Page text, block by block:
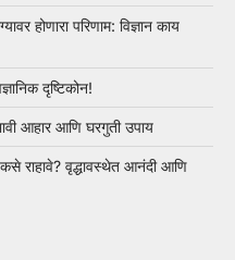
होणारा परिणाम: विज्ञान काय
दृष्टिकोन!
आहार आणि घरगुती उपाय
कसे राहावे? वृद्धावस्थेत आनंदी आणि